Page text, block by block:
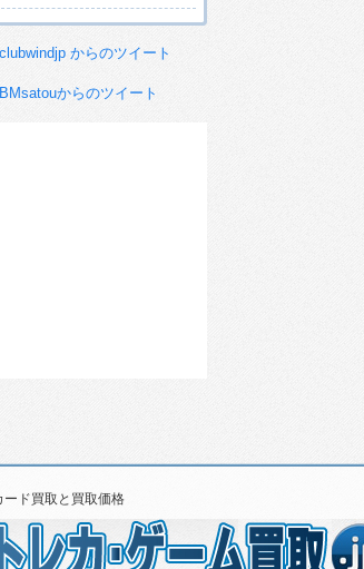
からのツイート
からのツイート
ード買取と買取価格